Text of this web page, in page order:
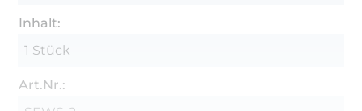
Plotterservice)
Klebeplan
Tabellen: Körpermaß, Fertigmaß, Verbrauch
Inhalt:
1 Stück
Art.Nr.: